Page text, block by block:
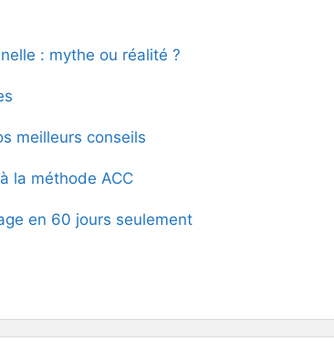
: mythe ou réalité ?
meilleurs conseils
la méthode ACC
en 60 jours seulement